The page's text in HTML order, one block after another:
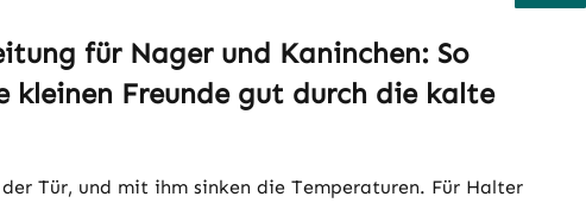
für Nager und Kaninchen: So
kleinen Freunde gut durch die kalte
Tür, und mit ihm sinken die Temperaturen. Für Halter